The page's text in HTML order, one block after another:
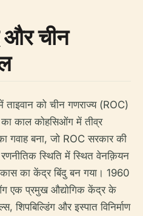
और चीन
ताइवान को चीन गणराज्य (ROC)
का काल काेहसिओंग में तीव्र
गवाह बना, जो ROC सरकार की
रणनीतिक स्थिति में स्थित वेनक़ियन
का केंद्र बिंदु बन गया। 1960
एक प्रमुख औद्योगिक केंद्र के
और इस्पात विनिर्माण